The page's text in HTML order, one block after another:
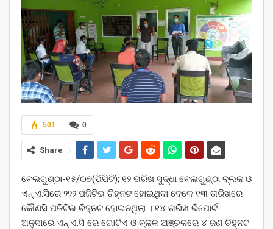
0
501
Share
ବେଲଗୁଣ୍ଠା-୧୫/୦୭(ପିପିଟି); ୧୨ ତାରିଖ ସୁଦ୍ଧା ବେଲଗୁଣ୍ଠା ବ୍ଲକ ଓ
ଏନ୍.ଏ.ସିରେ ୨୨୨ ପଜିଟିଭ ଚିହ୍ନଟ ହୋଇଥିବା ବେଳେ ୧୩ ତାରିଖରେ
କୌଣସି ପଜିଟିଭ ଚିହ୍ନଟ ହୋଇନଥିଲା । ୧୪ ତାରିଖ ରିପୋର୍ଟ
ଅନୁସାରେ ଏନ୍.ଏ.ସି ରେ ଗୋଟିଏ ଓ ବ୍ଳକ ଅଞ୍ଚଳରେ ୪ ଜଣ ଚିହ୍ନଟ